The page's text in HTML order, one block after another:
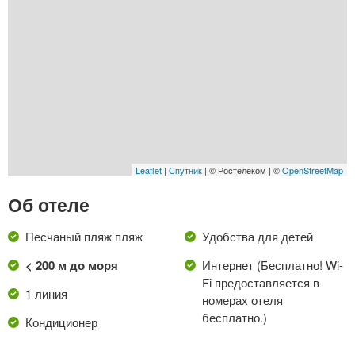
Leaflet | Спутник | © Ростелеком | ©OpenStreetMap
Об отеле
Песчаный пляж пляж
< 200 м до моря
1 линия
Кондиционер
Удобства для детей
Интернет (Бесплатно! Wi-
Fi предоставляется в
номерах отеля
бесплатно.)